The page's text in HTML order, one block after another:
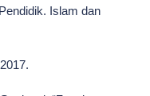
Islam dan